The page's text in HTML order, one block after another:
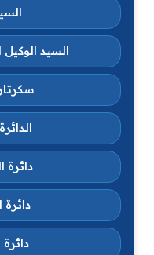
السيد الوكيل
دائرة
دائرة